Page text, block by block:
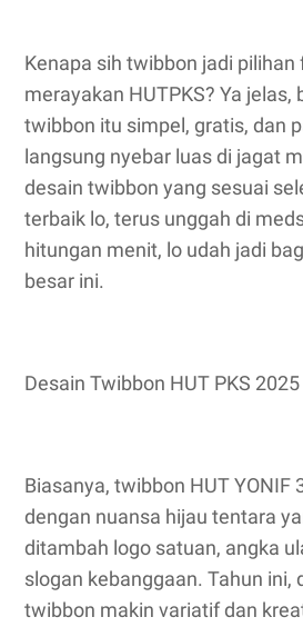
Kenapa sih twibbon jadi
merayakan HUTPKS? Ya jelas,
twibbon itu simpel, gratis, dan
langsung nyebar luas di jagat
desain twibbon yang sesuai
terbaik lo, terus unggah di
hitungan menit, lo udah jadi
besar ini.
Desain Twibbon HUT PKS 2025
Biasanya, twibbon HUT YONIF
dengan nuansa hijau tentara
ditambah logo satuan, angka
slogan kebanggaan. Tahun ini,
twibbon makin variatif dan